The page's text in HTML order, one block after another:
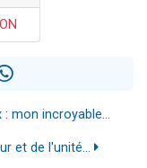
mon incroyable...
et de l'unité...